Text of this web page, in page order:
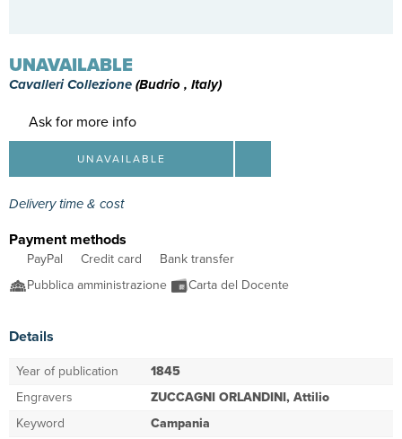
UNAVAILABLE
Cavalleri Collezione(Budrio , Italy)
Ask for more info
UNAVAILABLE
Delivery time & cost
Payment methods
PayPal Credit card
Bank transfer
Pubblica amministrazione
Carta del Docente
Details
Year of publication
1845
Engravers
ZUCCAGNI ORLANDINI, Attilio
Keyword
Campania